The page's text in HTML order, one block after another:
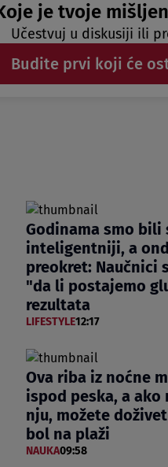
je tvoje
Učestvuj u diskusiji ili
Budite prvi koji će
Godinama smo bili
inteligentniji, a
preokret: Naučnici
"da li postajemo
rezultata
LIFESTYLE12:17
Ova riba iz noćne
ispod peska, a ako
nju, možete
bol na plaži
NAUKA09:58